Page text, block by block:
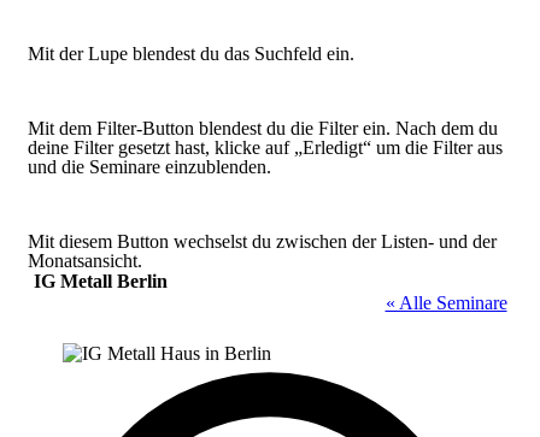
Mit der Lupe blendest du das Suchfeld ein.
Mit dem Filter-Button blendest du die Filter ein. Nach dem du
deine Filter gesetzt hast, klicke auf „Erledigt“ um die Filter aus
und die Seminare einzublenden.
Mit diesem Button wechselst du zwischen der Listen- und der
Monatsansicht.
IG Metall Berlin
« Alle Seminare